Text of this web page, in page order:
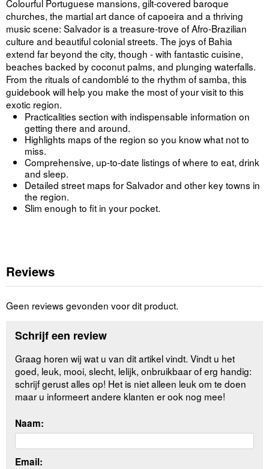
Colourful Portuguese mansions, gilt-covered baroque
churches, the martial art dance of capoeira and a thriving
music scene: Salvador is a treasure-trove of Afro-Brazilian
culture and beautiful colonial streets. The joys of Bahia
extend far beyond the city, though - with fantastic cuisine,
beaches backed by coconut palms, and plunging waterfalls.
From the rituals of candomblé to the rhythm of samba, this
guidebook will help you make the most of your visit to this
exotic region.
Practicalities section with indispensable information on
getting there and around.
Highlights maps of the region so you know what not to
miss.
Comprehensive, up-to-date listings of where to eat, drink
and sleep.
Detailed street maps for Salvador and other key towns in
the region.
Slim enough to fit in your pocket.
Reviews
Geen reviews gevonden voor dit product.
Schrijf een review
Graag horen wij wat u van dit artikel vindt. Vindt u het
goed, leuk, mooi, slecht, lelijk, onbruikbaar of erg handig:
schrijf gerust alles op! Het is niet alleen leuk om te doen
maar u informeert andere klanten er ook nog mee!
Naam:
Email: